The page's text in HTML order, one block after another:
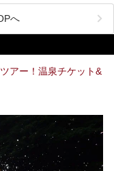
です。
泉を筆頭に、多くの温泉が
富です。中には、中四国地
は、愛媛県の誇るスーパー
へ
アー！温泉チケット&